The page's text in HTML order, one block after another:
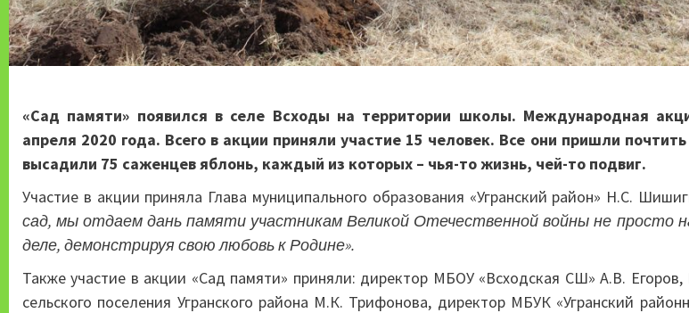
«Сад памяти» появился в селе Всходы на территории школы. Международная
апреля 2020 года. Всего в акции приняли участие 15 человек. Все они пришли
высадили 75 саженцев яблонь, каждый из которых – чья-то жизнь, чей-то подвиг.
Участие в акции приняла Глава муниципального образования «Угранский район» Н.С.
сад, мы отдаем дань памяти участникам Великой Отечественной войны не просто
деле, демонстрируя свою любовь к Родине».
Также участие в акции «Сад памяти» приняли: директор МБОУ «Всходская СШ» А.В. Егоров,
сельского поселения Угранского района М.К. Трифонова, директор МБУК «Угранский